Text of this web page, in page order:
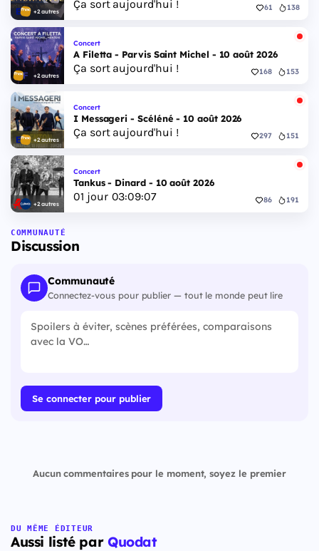
+2 autres
Ça sort aujourd'hui ! 61 138
+2 autres
Concert
A Filetta - Parvis Saint Michel - 10 août 2026
Ça sort aujourd'hui ! 168 153
+2 autres
Concert
I Messageri - Scéléné - 10 août 2026
Ça sort aujourd'hui ! 297 151
+2 autres
Concert
Tankus - Dinard - 10 août 2026
01 jour 03:09:06 86 191
COMMUNAUTÉ
Discussion
Communauté
Connectez-vous pour publier — tout le monde peut lire
Se connecter pour publier
Aucun commentaires pour le moment, soyez le premier
DU MÊME ÉDITEUR
Aussi listé par Quodat